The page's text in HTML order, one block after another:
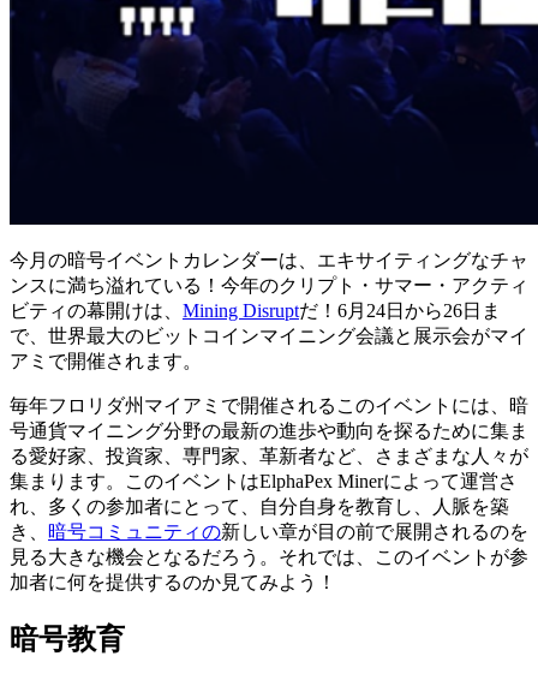
今月の暗号イベントカレンダーは、エキサイティングなチャ
ンスに満ち溢れている！今年のクリプト・サマー・アクティ
ビティの幕開けは、 Mining Disruptだ！6月24日から26日ま
で、世界最大のビットコインマイニング会議と展示会がマイ
アミで開催されます。
毎年フロリダ州マイアミで開催されるこのイベントには、暗
号通貨マイニング分野の最新の進歩や動向を探るために集ま
る愛好家、投資家、専門家、革新者など、さまざまな人々が
集まります。このイベントはElphaPex Minerによって運営さ
れ、多くの参加者にとって、自分自身を教育し、人脈を築
き、 暗号コミュニティの新しい章が目の前で展開されるのを
見る大きな機会となるだろう。それでは、このイベントが参
加者に何を提供するのか見てみよう！
暗号教育